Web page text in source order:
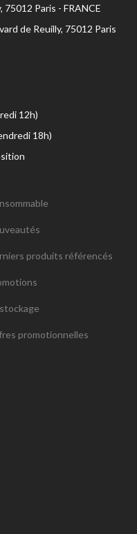
Paris - FRANCE
de Reuilly, 75012 Paris
12h)
18h)
produits référencés
promotionnelles